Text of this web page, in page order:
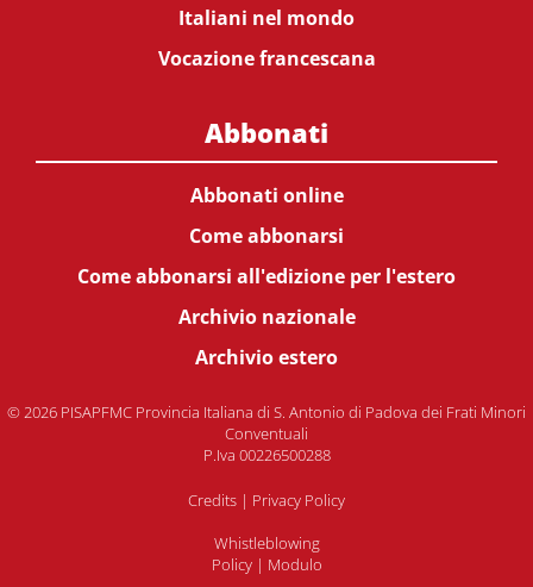
Italiani nel mondo
Vocazione francescana
Abbonati
Abbonati online
Come abbonarsi
Come abbonarsi all'edizione per l'estero
Archivio nazionale
Archivio estero
© 2026 PISAPFMC Provincia Italiana di S. Antonio di Padova dei Frati Minori
Conventuali
P.Iva 00226500288
Credits | Privacy Policy
Whistleblowing
Policy| Modulo